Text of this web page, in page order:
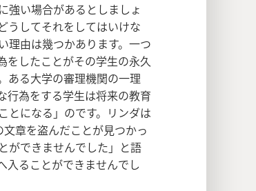
強い場合があるとしましょ
うしてそれをしてはいけな
理由は幾つかあります。一つ
をしたことがその学生の永久
ある大学の審理機関の一理
行為をする学生は将来の教育
とになる」のです。リンダは
章を盗んだことが見つかっ
ができませんでした」と語
入ることができませんでし